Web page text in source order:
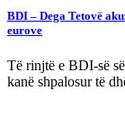
BDI – Dega Tetovë
eurove
Të rinjtë e BDI-së
kanë shpalosur të